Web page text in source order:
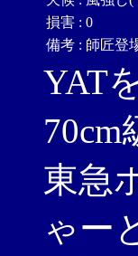
損害 : 0
備考 : 師匠登
YAT
東急
ゃー